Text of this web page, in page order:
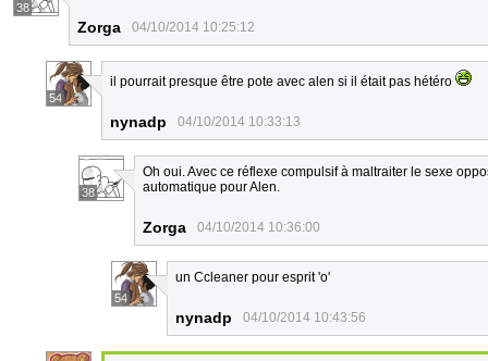
38
Zorga 04/10/2014 10:25:12
54
il pourrait presque être pote avec alen si il était pas hétéro
nynadp 04/10/2014 10:33:13
38
Oh oui. Avec ce réflexe compulsif à maltraiter le sexe
automatique pour Alen.
Zorga 04/10/2014 10:36:00
54
un Ccleaner pour esprit 'o'
nynadp 04/10/2014 10:43:56